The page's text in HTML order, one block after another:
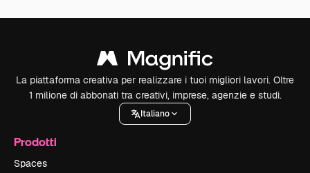
La piattaforma creativa per realizzare i tuoi migliori lavori. Oltre
1 milione di abbonati tra creativi, imprese, agenzie e studi.
Italiano
Prodotti
Spaces